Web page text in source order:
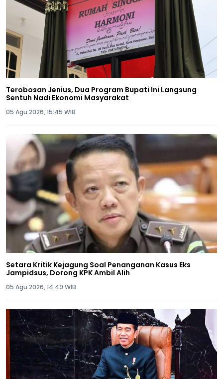
Terobosan Jenius, Dua Program Bupati Ini Langsung
Sentuh Nadi Ekonomi Masyarakat
05 Agu 2026, 15:45 WIB
Setara Kritik Kejagung Soal Penanganan Kasus Eks
Jampidsus, Dorong KPK Ambil Alih
05 Agu 2026, 14:49 WIB